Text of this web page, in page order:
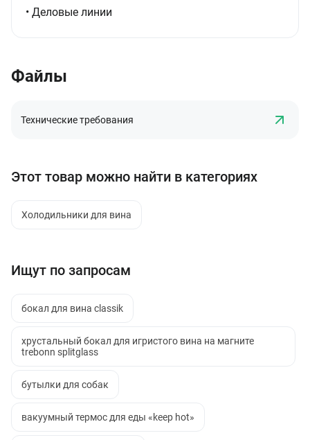
• Деловые линии
Файлы
Технические требования
Этот товар можно найти в категориях
Холодильники для вина
Ищут по запросам
бокал для вина classik
хрустальный бокал для игристого вина на магните
trebonn splitglass
бутылки для собак
вакуумный термос для еды «keep hot»